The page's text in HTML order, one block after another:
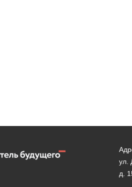
ул.
д.